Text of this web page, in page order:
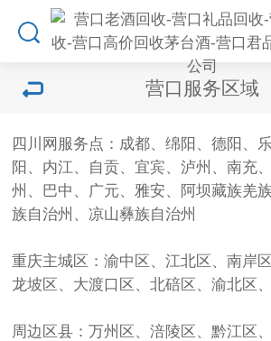
营口服务区域
四川网服务点：成都、绵阳、德阳、
阳、内江、自贡、宜宾、泸州、南充
州、巴中、广元、雅安、阿坝藏族羌
族自治州、凉山彝族自治州
重庆主城区：渝中区、江北区、南岸
龙坡区、大渡口区、北碚区、渝北区、
周边区县：万州区、涪陵区、黔江区